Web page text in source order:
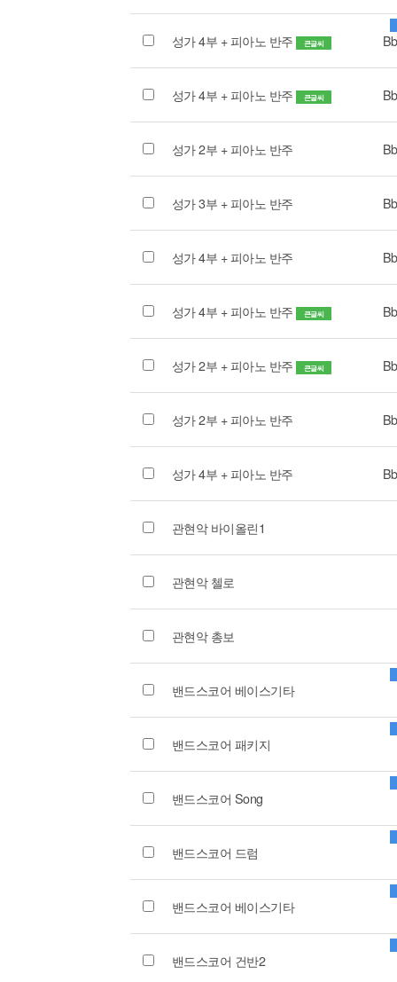
성가 4부 + 피아노 반주 큰글씨
성가 4부 + 피아노 반주 큰글씨
성가 2부 + 피아노 반주
성가 3부 + 피아노 반주
성가 4부 + 피아노 반주
성가 4부 + 피아노 반주 큰글씨
성가 2부 + 피아노 반주 큰글씨
성가 2부 + 피아노 반주
성가 4부 + 피아노 반주
관현악 바이올린1
관현악 첼로
관현악 총보
밴드스코어 베이스기타
밴드스코어 패키지
밴드스코어 Song
밴드스코어 드럼
밴드스코어 베이스기타
밴드스코어 건반2